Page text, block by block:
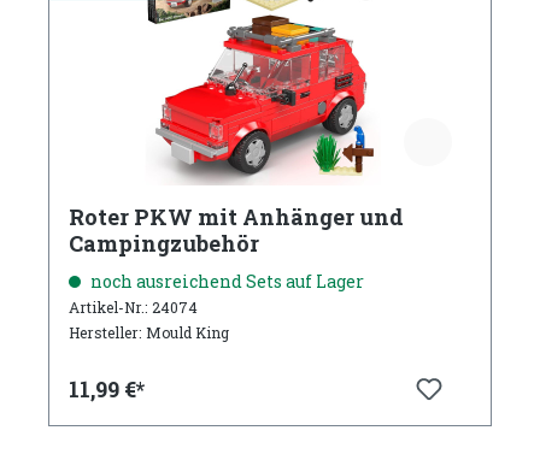
Roter PKW mit Anhänger und
Campingzubehör
noch ausreichend Sets auf Lager
Artikel-Nr.: 24074
Hersteller: Mould King
11,99 €*